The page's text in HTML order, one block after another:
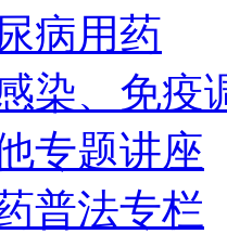
病用药
染、免疫
专题讲座
普法专栏